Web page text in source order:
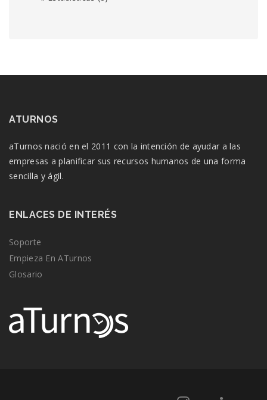
ATURNOS
aTurnos nació en el 2011 con la intención de ayudar a las
empresas a planificar sus recursos humanos de una forma
sencilla y ágil.
ENLACES DE INTERÉS
Soporte
Empieza En ATurnos
Glosario